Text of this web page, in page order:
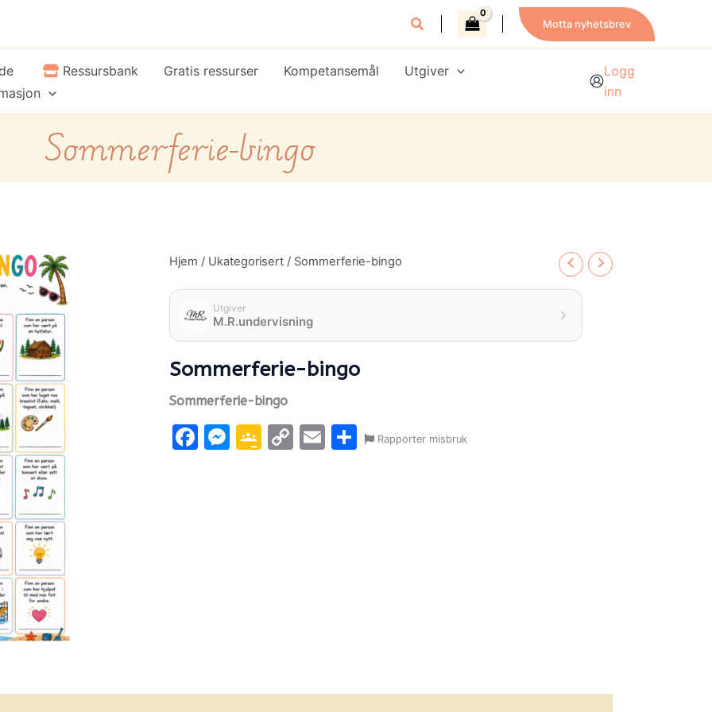
Motta nyhetsbrev
Ressursbank Gratis ressurser Kompetansemål
Utgiver
Logg
inn
Sommerferie-bingo
Hjem / Ukategorisert / Sommerferie-bingo
Utgiver
M.R.undervisning
Sommerferie-bingo
Sommerferie-bingo
Facebook
Messenger
Google
CopyEmailShare
Rapporter misbruk